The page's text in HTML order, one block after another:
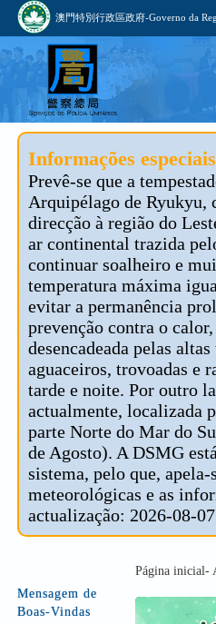
澳門特別行政區政府-Governo da
Informações especiais
Prevê-se que a
Arquipélago de Ryukyu,
direcção à região do
ar continental trazida
continuar soalheiro e
temperatura máxima
evitar a permanência
prevenção contra o
desencadeada pelas
aguaceiros, trovoadas e
tarde e noite. Por outro
actualmente, localizada
parte Norte do Mar do
de Agosto). A DSMG
sistema, pelo que, apela-
meteorológicas e as
actualização: 2026-08-
Mensagem de
Boas-Vindas
Página inicial-